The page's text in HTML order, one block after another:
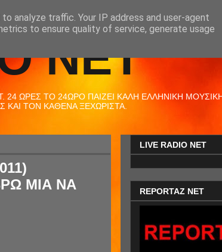
NET
ΩΡΕΣ ΤΟ 24ΩΡΟ ΠΑΙΖΕΙ ΚΑΛΗ ΕΛΛΗΝΙΚΗ ΜΟΥΣΙΚΗ
ΤΟΝ ΚΑΘΕΝΑ ΞΕΧΩΡΙΣΤΑ.
ΜΙΑ ΝΑ
LIVE RADIO NET
REPORTAZ NET
analyze traffic. Your IP address and user-agent
to ensure quality of service, generate usage